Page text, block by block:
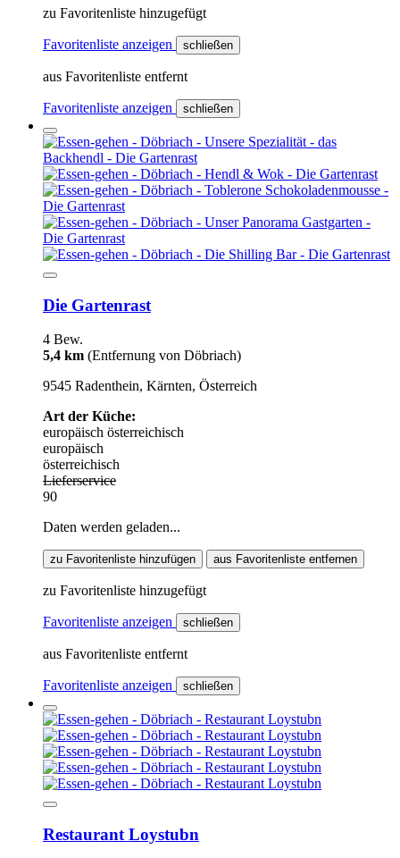
zu Favoritenliste hinzugefügt
Favoritenliste anzeigen schließen
aus Favoritenliste entfernt
Favoritenliste anzeigen schließen
Die Gartenrast
4 Bew.
5,4 km (Entfernung von Döbriach)
9545 Radenthein, Kärnten, Österreich
Art der Küche:
europäisch österreichisch
europäisch
österreichisch
Lieferservice
90
Daten werden geladen...
zu Favoritenliste hinzufügen aus Favoritenliste entfernen
zu Favoritenliste hinzugefügt
Favoritenliste anzeigen schließen
aus Favoritenliste entfernt
Favoritenliste anzeigen schließen
Restaurant Loystubn